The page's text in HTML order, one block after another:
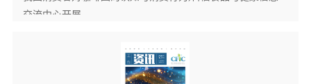
交流中心开展...